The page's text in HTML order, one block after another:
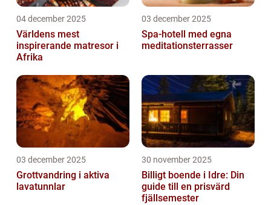
04 december 2025
Världens mest
inspirerande matresor i
Afrika
03 december 2025
Spa-hotell med egna
meditationsterrasser
03 december 2025
Grottvandring i aktiva
lavatunnlar
30 november 2025
Billigt boende i Idre: Din
guide till en prisvärd
fjällsemester